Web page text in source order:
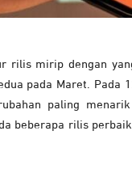
rilis mirip dengan
pada Maret. Pada
paling
beberapa rilis